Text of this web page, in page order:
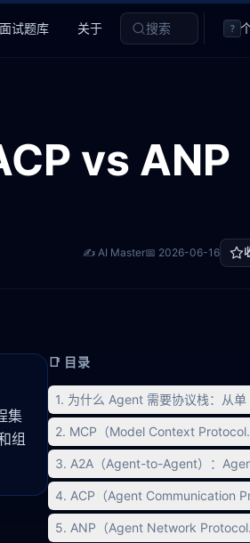
面试题库 关于 搜索 ?
vs ANP
✍️ AI Master📅 2026-06-16
集
组
📑 目录
1. 为什么 Agent 需要协议栈：从
2. MCP（Model Context
3. A2A（Agent-to-Agent）：
4. ACP（Agent Communication
5. ANP（Agent Network